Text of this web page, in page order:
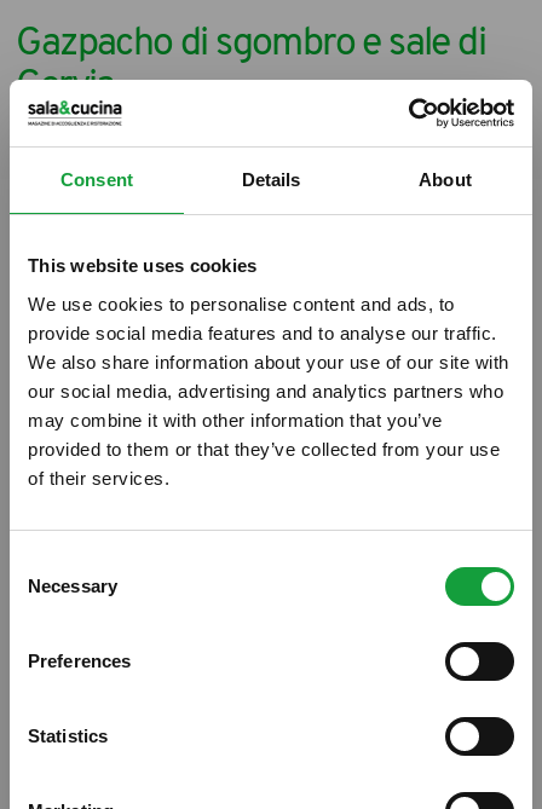
Consent Details About
This website uses cookies
We use cookies to personalise content and ads, to
provide social media features and to analyse our traffic.
We also share information about your use of our site with
our social media, advertising and analytics partners who
may combine it with other information that you’ve
provided to them or that they’ve collected from your use
of their services.
Selection
Necessary
Preferences
Statistics
Gazpacho di sgombro e sale di
Cervia
12/07/2013
ISCRIVITI ALLA NEWSLETTER
Resta aggiornato su tutte le ultime novita nel campo